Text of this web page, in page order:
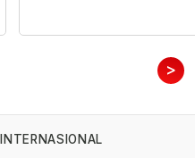
>
INTERNASIONAL